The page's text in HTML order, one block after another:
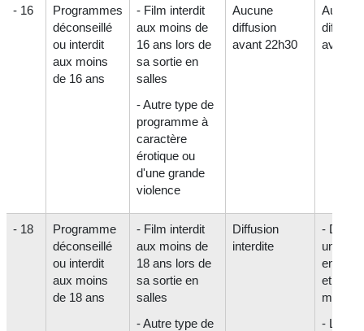
- 16
Programmes
déconseillé
ou interdit
aux moins
de 16 ans
- Film interdit
aux moins de
16 ans lors de
sa sortie en
salles
- Autre type de
programme à
caractère
érotique ou
d'une grande
violence
Aucune
diffusion
avant 22h30
Aucune
avant
- 18
Programme
déconseillé
ou interdit
aux moins
de 18 ans
- Film interdit
aux moins de
18 ans lors de
sa sortie en
salles
- Autre type de
Diffusion
interdite
-
entre
et 5h du
matin
-